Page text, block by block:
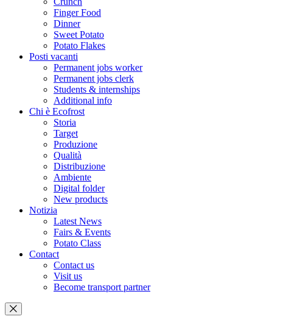
Finger Food
Dinner
Sweet Potato
Potato Flakes
Posti vacanti
Permanent jobs worker
Permanent jobs clerk
Students & internships
Additional info
Chi è Ecofrost
Storia
Target
Produzione
Qualità
Distribuzione
Ambiente
Digital folder
New products
Notizia
Latest News
Fairs & Events
Potato Class
Contact
Contact us
Visit us
Become transport partner